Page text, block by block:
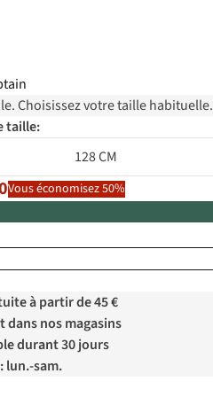
Choisissez votre taille habituelle.
taille:
128 CM
Vous économisez 50%
à partir de 45 €
dans nos magasins
durant 30 jours
lun.-sam.